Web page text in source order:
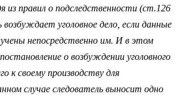
из правил о подследственности (ст.126
уголовное дело, если данные
непосредственно им. И в этом
о возбуждении уголовного
к своему производству для
случае следователь выносит одно